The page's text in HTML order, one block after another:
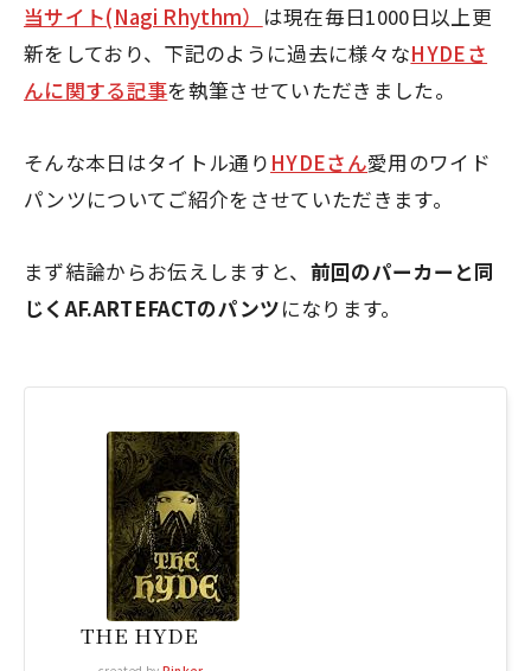
当サイト(Nagi Rhythm） は現在毎日1000日以上更
新をしており、下記のように過去に様々なHYDEさ
んに関する記事を執筆させていただきました。
そんな本日はタイトル通り HYDEさん愛用のワイド
パンツについてご紹介をさせていただきます。
まず結論からお伝えしますと、 前回のパーカーと同
じくAF.ARTEFACTのパンツになります。
THE HYDE